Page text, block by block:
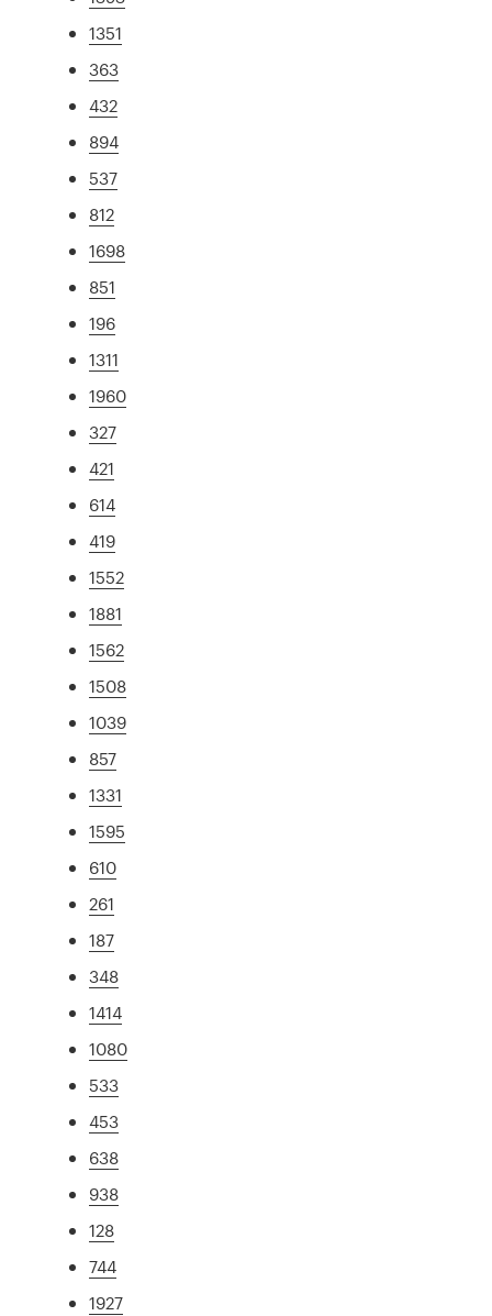
1351
363
432
894
537
812
1698
851
196
1311
1960
327
421
614
419
1552
1881
1562
1508
1039
857
1331
1595
610
261
187
348
1414
1080
533
453
638
938
128
744
1927